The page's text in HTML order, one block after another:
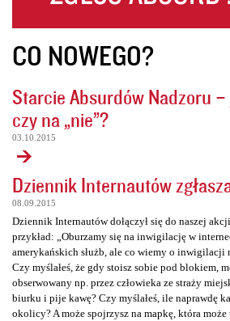
CO NOWEGO?
Starcie Absurdów Nadzoru –
czy na „nie”?
03.10.2015
Dziennik Internautów
08.09.2015
Dziennik Internautów dołączył się do naszej
przykład: „Oburzamy się na inwigilację w
amerykańskich służb, ale co wiemy o inwigilacji
Czy myślałeś, że gdy stoisz sobie pod blokiem,
obserwowany np. przez człowieka ze straży
biurku i pije kawę? Czy myślałeś, ile naprawdę
okolicy? A może spojrzysz na mapkę, która